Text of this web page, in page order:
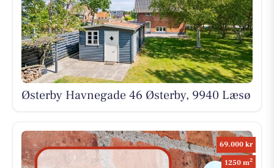
Østerby Havnegade 46 Østerby, 9940 Læsø
69.000 kr
1250 m2